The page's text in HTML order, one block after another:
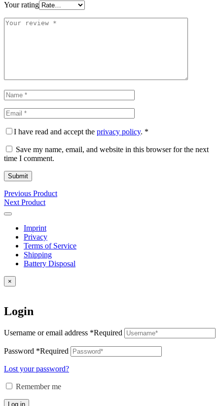
Your rating
I have read and accept the privacy policy. *
Save my name, email, and website in this browser for the next
time I comment.
Previous Product
Next Product
Imprint
Privacy
Terms of Service
Shipping
Battery Disposal
×
Login
Username or email address *Required
Password *Required
Lost your password?
Remember me
Log in